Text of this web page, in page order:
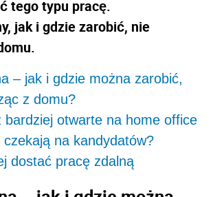
tego typu pracę.
jak i gdzie zarobić, nie
– jak i gdzie można zarobić,
z domu?
bardziej otwarte na home office
na kandydatów?
dostać pracę zdalną